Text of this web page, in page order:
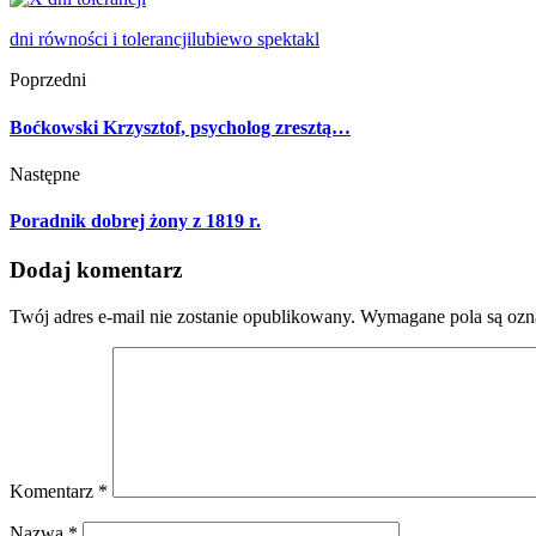
dni równości i tolerancjilubiewo spektakl
Poprzedni
Boćkowski Krzysztof, psycholog zresztą…
Następne
Poradnik dobrej żony z 1819 r.
Dodaj komentarz
Twój adres e-mail nie zostanie opublikowany. Wymagane pola są
Komentarz *